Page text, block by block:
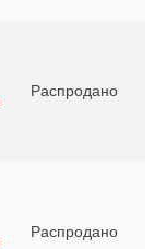
Распродано
Распродано